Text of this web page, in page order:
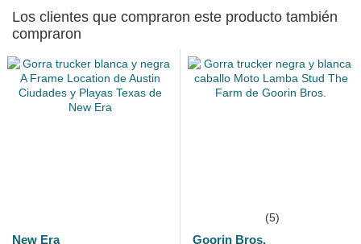
Los clientes que compraron este producto también
compraron
New Era
(5)
Goorin Bros.